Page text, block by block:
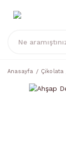
Anasayfa Çikolata